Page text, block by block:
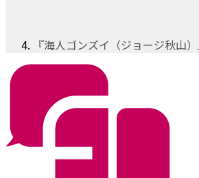
『海人ゴンズイ（ジョージ秋山